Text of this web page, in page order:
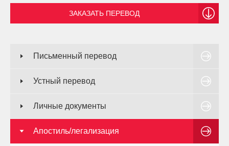
ЗАКАЗАТЬ ПЕРЕВОД
Письменный перевод
Устный перевод
Личные документы
Апостиль/легализация